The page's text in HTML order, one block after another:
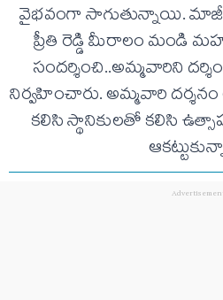
వైభవంగా సాగుతున్నాయి. మాజీ
ప్రీతి రెడ్డి మీరాలం మండి
సందర్శించి..అమ్మవారిని
నిర్వహించారు. అమ్మవారి
కలిసి స్థానికులతో కలిసి